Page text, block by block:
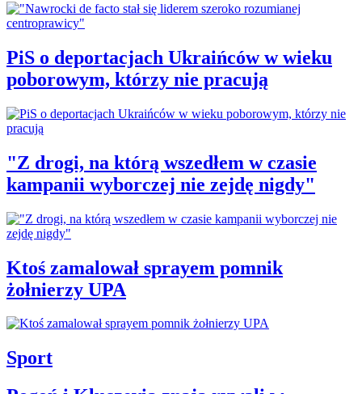
PiS o deportacjach Ukraińców w wieku
poborowym, którzy nie pracują
"Z drogi, na którą wszedłem w czasie
kampanii wyborczej nie zejdę nigdy"
Ktoś zamalował sprayem pomnik
żołnierzy UPA
Sport